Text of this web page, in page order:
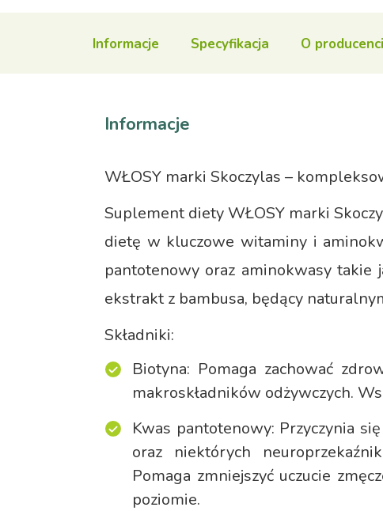
Informacje Specyfikacja O
Informacje
WŁOSY marki Skoczylas –
Suplement diety WŁOSY marki
dietę w kluczowe witaminy i
pantotenowy oraz aminokwasy takie
ekstrakt z bambusa, będący
Składniki:
Biotyna: Pomaga zachować
makroskładników odżywczych.
Kwas pantotenowy: Przyczynia
oraz niektórych
Pomaga zmniejszyć uczucie
poziomie.